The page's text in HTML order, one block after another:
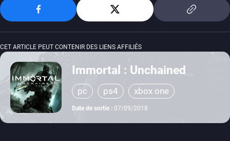
CET ARTICLE PEUT CONTENIR DES LIENS AFFILIÉS
Immortal : Unchained
pc ps4 xbox one
Date de sortie : 07/09/2018